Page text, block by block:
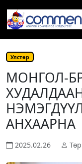
Улстөр
МОНГОЛ-
АНХААРНА
2025.02.26